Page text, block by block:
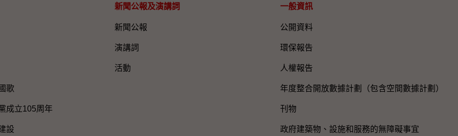
歌
成立105周年
設
新聞公報及演講詞
新聞公報
演講詞
活動
一般資訊​
公開資料
環保報告
人權報告
年度整合開放數據計劃（包含空間數據計劃）
刊物
政府建築物、設施和服務的無障礙事宜